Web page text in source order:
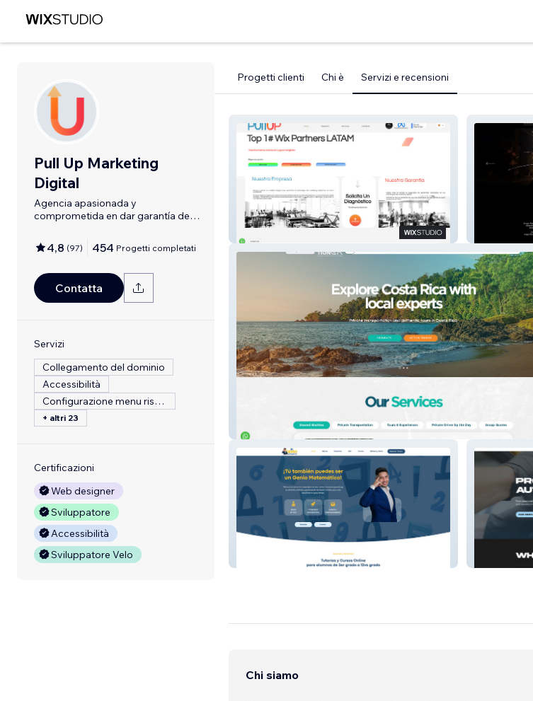
Pull Up Marketing
Digital
Agencia apasionada y
comprometida en dar garantía de
4,8 (97) 454 Progetti completati
Contatta
Servizi
Collegamento del dominio
Accessibilità
Configurazione menu ristorante
+ altri 23
Certificazioni
Web designer
Sviluppatore
Accessibilità
Sviluppatore Velo
Progetti clienti Chi è Servizi e recensioni
Grupo
El Genio Matemático NC
Chi siamo